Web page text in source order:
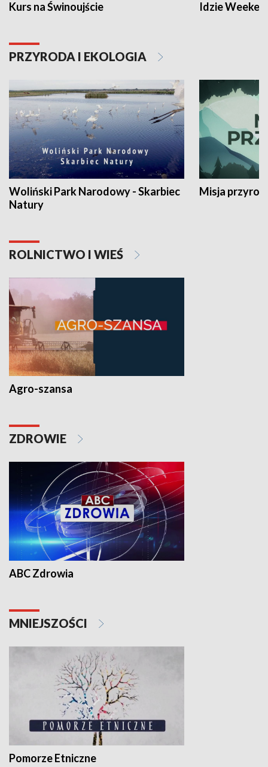
Kurs na Świnoujście Idzie
PRZYRODA I EKOLOGIA
Woliński Park Narodowy - Skarbiec
Natury
Misja
ROLNICTWO I WIEŚ
Agro-szansa
ZDROWIE
ABC Zdrowia
MNIEJSZOŚCI
Pomorze Etniczne